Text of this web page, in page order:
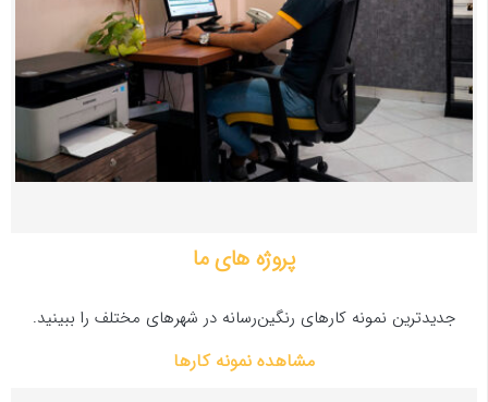
پروژه های ما
جدیدترین نمونه کارهای رنگین‌‌رسانه در شهرهای مختلف را ببینید.
مشاهده نمونه کارها